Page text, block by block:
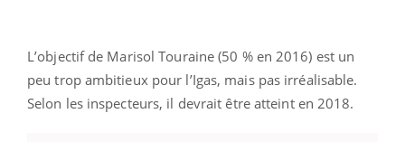
L’objectif de Marisol Touraine (50 % en 2016) est un
peu trop ambitieux pour l’Igas, mais pas irréalisable.
Selon les inspecteurs, il devrait être atteint en 2018.